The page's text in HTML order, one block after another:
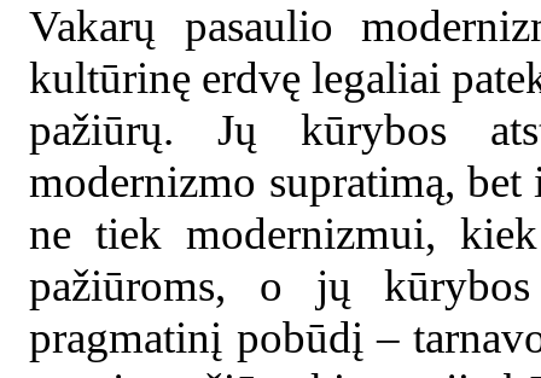
Vakarų pasaulio
kultūrinę erdvę legaliai
pažiūrų. Jų kūrybos
modernizmo supratimą,
ne tiek modernizmui, kiek
pažiūroms, o jų
pragmatinį pobūdį –